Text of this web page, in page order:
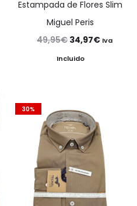
Estampada de Flores Slim
Miguel Peris
49,95€ El
precio
49,95€.
34,97€ElIva
Incluido
30%